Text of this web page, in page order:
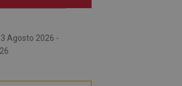
Agosto 2026 -